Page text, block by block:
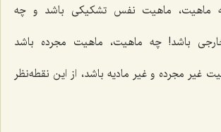
ماهیت، ماهیت نفس تشکیکی باشد و چه
باشد! چه ماهیت، ماهیت مجرده باشد
غیر مجرده و غیر مادیه باشد، از این نقطه‌نظر